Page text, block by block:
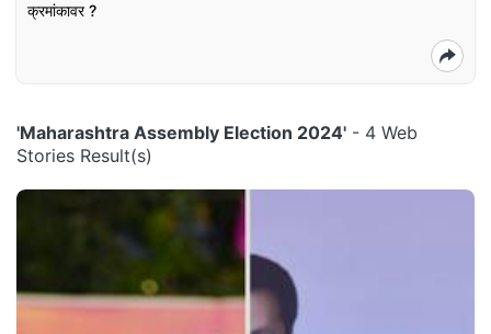
क्रमांकावर ?
'Maharashtra Assembly Election 2024' - 4 Web
Stories Result(s)